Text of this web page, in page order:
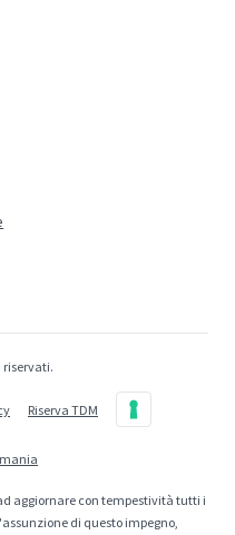
riservati.
Riserva TDM
aggiornare con tempestività tutti i
di questo impegno,